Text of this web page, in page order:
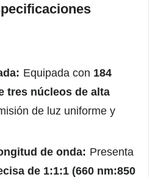
Equipada con 184
tres núcleos de alta
de luz uniforme y
de onda: Presenta
de 1:1:1 (660 nm:850